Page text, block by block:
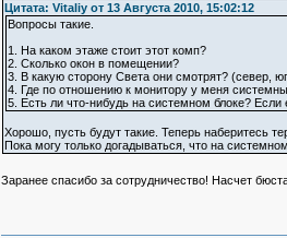
Цитата: Vitaliy от 13 Августа 2010, 15:02:12
Вопросы такие.
1. На каком этаже стоит этот комп?
2. Сколько окон в помещении?
3. В какую сторону Света они смотрят? (север,
4. Где по отношению к монитору у меня
5. Есть ли что-нибудь на системном блоке? Если
Хорошо, пусть будут такие. Теперь наберитесь
Пока могу только догадываться, что на
Заранее спасибо за сотрудничество! Насчет